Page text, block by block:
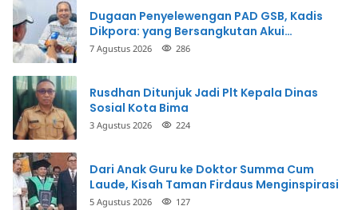
Dugaan Penyelewengan PAD GSB, Kadis
Dikpora: yang Bersangkutan Akui
Perbuatannya dan Siap Mengembalikan
7 Agustus 2026 286
Rusdhan Ditunjuk Jadi Plt Kepala Dinas
Sosial Kota Bima
3 Agustus 2026 224
Dari Anak Guru ke Doktor Summa Cum
Laude, Kisah Taman Firdaus Menginspirasi
5 Agustus 2026 127